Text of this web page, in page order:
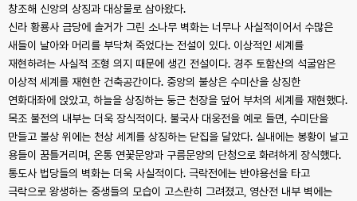
창조해 신앙의 상징과 대상물로 삼아왔다.
신라 황룡사 금당에 솔거가 그린 소나무 벽화는 너무나 사실적이어서 수많은
새들이 날아와 머리를 부닥쳐 죽었다는 전설이 있다. 이상적인 세계를
재현하려는 사실적 조형 의지 때문에 생긴 전설이다. 경주 토함산의 석굴암은
이상적 세계를 재현한 건축공간이다. 중앙의 불상은 수미산을 상징한
연화대좌에 앉았고, 하늘을 상징하는 둥근 천장을 덮어 부처의 세계를 재현했다.
목조 불전의 내부는 더욱 장식적이다. 불국사 대웅전을 예로 들면, 수미단을
만들고 불상 위에는 천상 세계를 상징하는 닫집을 달았다. 실내에는 봉황이 날고
용들이 꿈틀거리며, 온통 연꽃문양과 구름문양의 단청으로 화려하게 장식했다.
통도사 법당들의 벽화는 더욱 사실적이다. 극락전에는 반야용선을 타고
극락으로 왕생하는 중생들의 모습이 고스란히 그려졌고, 영산전 내부 벽에는